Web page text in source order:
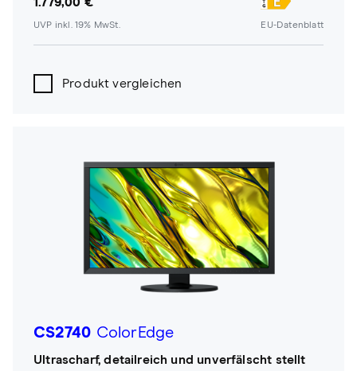
1.779,00 €
UVP inkl. 19% MwSt. EU-Datenblatt
Produkt vergleichen
CS2740 ColorEdge
Ultrascharf, detailreich und unverfälscht stellt